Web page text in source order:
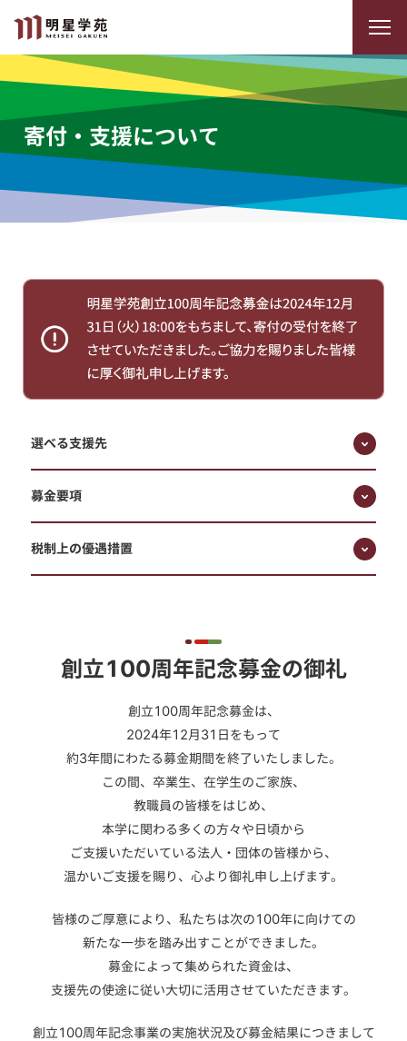
寄付・支援について
選べる支援先
募金要項
税制上の優遇措置
創立100周年記念募金の御礼
創立100周年記念募金は、
2024年12月31日をもって
約3年間にわたる募金期間を終了いたしました。
この間、卒業生、在学生のご家族、
教職員の皆様をはじめ、
本学に関わる多くの方々や日頃から
ご支援いただいている法人・団体の皆様から、
温かいご支援を賜り、心より御礼申し上げます。
皆様のご厚意により、私たちは次の100年に向けての
新たな一歩を踏み出すことができました。
募金によって集められた資金は、
支援先の使途に従い大切に活用させていただきます。
創立100周年記念事業の実施状況及び募金結果につきまして